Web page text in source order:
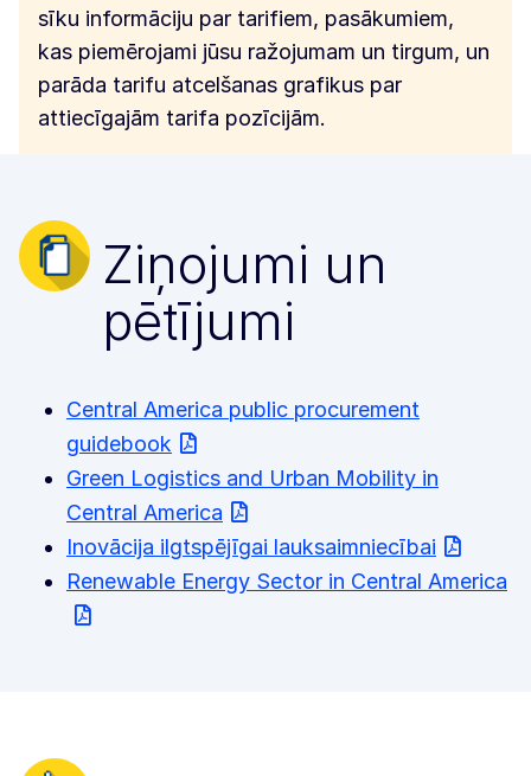
sīku informāciju par tarifiem, pasākumiem,
kas piemērojami jūsu ražojumam un tirgum, un
parāda tarifu atcelšanas grafikus par
attiecīgajām tarifa pozīcijām.
Ziņojumi un
pētījumi
Central America public procurement
guidebook
Green Logistics and Urban Mobility in
Central America
Inovācija ilgtspējīgai lauksaimniecībai
Renewable Energy Sector in Central America